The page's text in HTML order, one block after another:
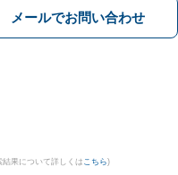
メールでお問い合わせ
結果について詳しくは こちら)